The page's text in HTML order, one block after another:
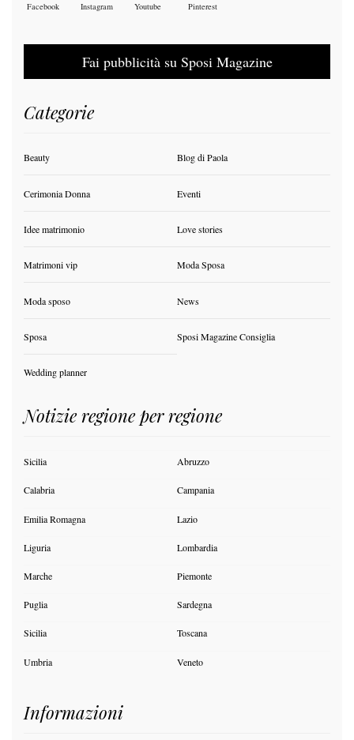
Facebook Instagram Youtube Pinterest
Fai pubblicità su Sposi Magazine
Categorie
Beauty Blog di Paola
Cerimonia Donna Eventi
Idee matrimonio Love stories
Matrimoni vip Moda Sposa
Moda sposo News
Sposa Sposi Magazine Consiglia
Wedding planner
Notizie regione per regione
Sicilia Abruzzo
Calabria Campania
Emilia Romagna Lazio
Liguria Lombardia
Marche Piemonte
Puglia Sardegna
Sicilia Toscana
Umbria Veneto
Informazioni